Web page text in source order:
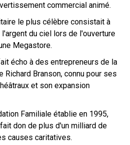
commercial animé.
le plus célèbre consistait à
du ciel lors de l'ouverture
Megastore.
écho à des entrepreneurs de la
Richard Branson, connu pour ses
et son expansion
Familiale établie en 1995,
don de plus d'un milliard de
causes caritatives.